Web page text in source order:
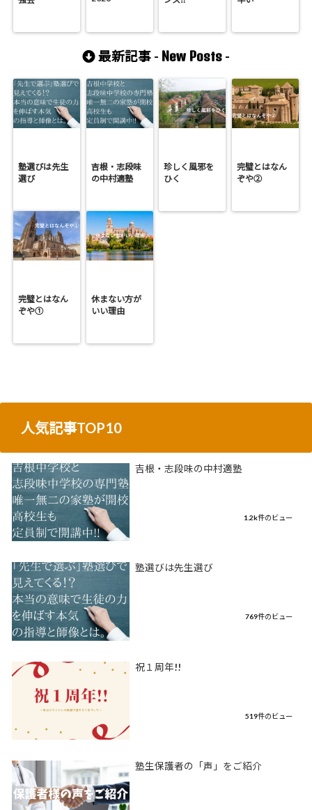
最新記事 - New Posts -
塾選びは先生
選び
吉根・志段味
の中村適塾
珍しく風邪を
ひく
完璧とはなん
ぞや②
完璧とはなん
ぞや①
休まない方が
いい理由
人気記事TOP10
吉根・志段味の中村適塾
1.2k件のビュー
塾選びは先生選び
769件のビュー
祝１周年!!
519件のビュー
塾生保護者の「声」をご紹介